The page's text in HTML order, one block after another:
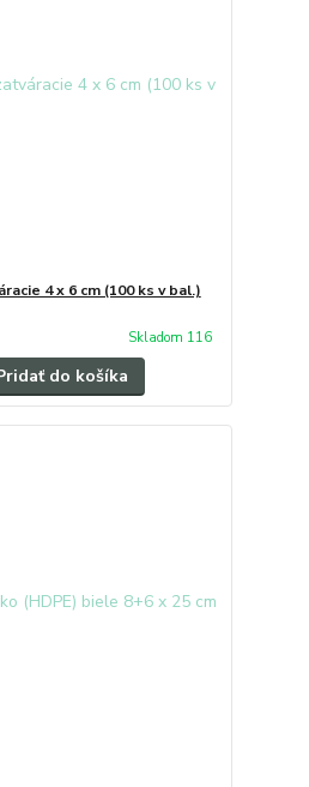
4 x 6 cm (100 ks v bal.)
Skladom 116
do košíka